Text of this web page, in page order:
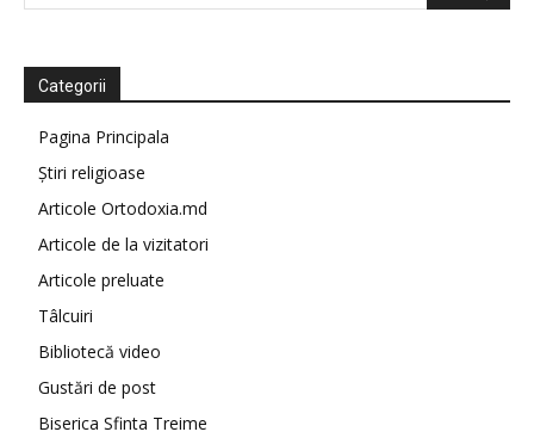
Categorii
Pagina Principala
Știri religioase
Articole Ortodoxia.md
Articole de la vizitatori
Articole preluate
Tâlcuiri
Bibliotecă video
Gustări de post
Biserica Sfinta Treime